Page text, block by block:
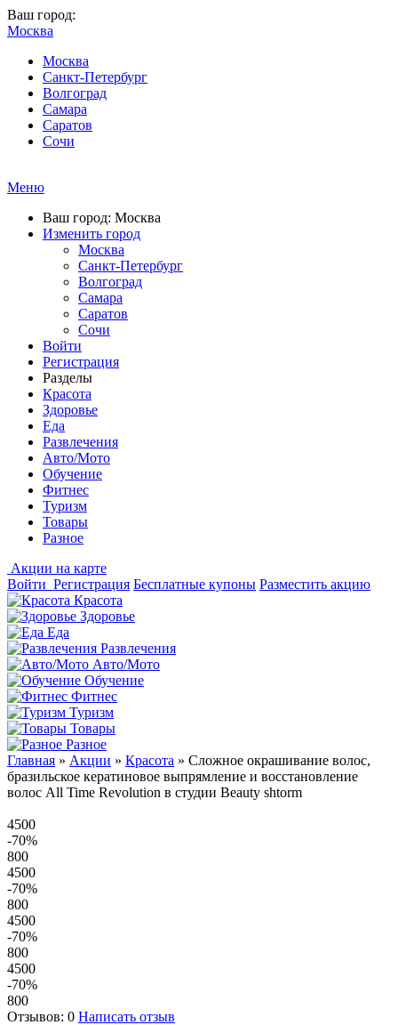
Ваш город:
Москва
Москва
Санкт-Петербург
Волгоград
Самара
Саратов
Сочи
Меню
Ваш город: Москва
Изменить город
Москва
Санкт-Петербург
Волгоград
Самара
Саратов
Сочи
Войти
Регистрация
Разделы
Красота
Здоровье
Еда
Развлечения
Авто/Мото
Обучение
Фитнес
Туризм
Товары
Разное
Акции на карте
Войти Регистрация Бесплатные купоны Разместить акцию
Красота
Здоровье
Еда
Развлечения
Авто/Мото
Обучение
Фитнес
Туризм
Товары
Разное
Главная » Акции » Красота » Сложное окрашивание волос,
бразильское кератиновое выпрямление и восстановление
волос All Time Revolution в студии Beauty shtorm
4500
-70%
800
4500
-70%
800
4500
-70%
800
4500
-70%
800
Отзывов: 0 Написать отзыв